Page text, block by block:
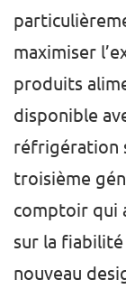
maximiser
produits
disponible
réfrigération
troisième
comptoir qui
sur la fiabilité
nouveau